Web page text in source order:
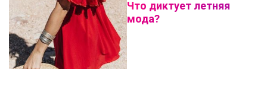
Что диктует летняя
мода?